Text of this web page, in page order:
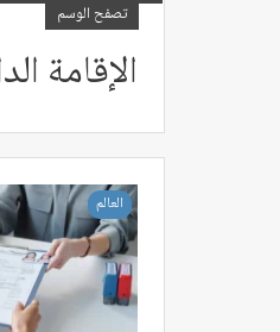
تصفح الوسم
الإقامة
العالم